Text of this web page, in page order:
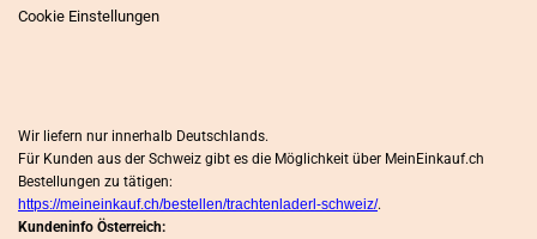
Cookie Einstellungen
Wir liefern nur innerhalb Deutschlands.
Für Kunden aus der Schweiz gibt es die Möglichkeit über MeinEinkauf.ch
Bestellungen zu tätigen:
https://meineinkauf.ch/bestellen/trachtenladerl-schweiz/.
Kundeninfo Österreich: